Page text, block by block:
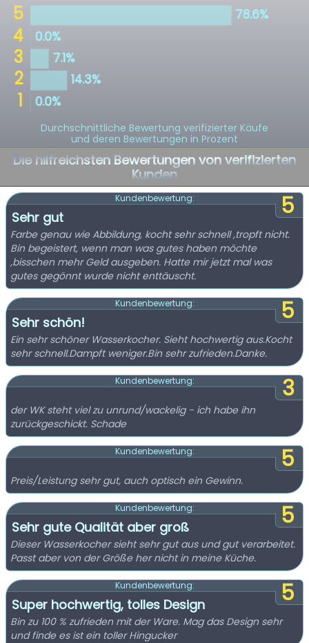
Durchschnittliche Bewertung verifizierter Käufe
und deren Bewertungen in Prozent
Die hilfreichsten Bewertungen von verifizierten
Kunden
5
Kundenbewertung:
Sehr gut
Farbe genau wie Abbildung, kocht sehr schnell ,tropft nicht.
Bin begeistert, wenn man was gutes haben möchte
,bisschen mehr Geld ausgeben. Hatte mir jetzt mal was
gutes gegönnt wurde nicht enttäuscht.
5
Kundenbewertung:
Sehr schön!
Ein sehr schöner Wasserkocher. Sieht hochwertig aus.Kocht
sehr schnell.Dampft weniger.Bin sehr zufrieden.Danke.
3
Kundenbewertung:
der WK steht viel zu unrund/wackelig - ich habe ihn
zurückgeschickt. Schade
5
Kundenbewertung:
Preis/Leistung sehr gut, auch optisch ein Gewinn.
5
Kundenbewertung:
Sehr gute Qualität aber groß
Dieser Wasserkocher sieht sehr gut aus und gut verarbeitet.
Passt aber von der Größe her nicht in meine Küche.
5
Kundenbewertung:
Super hochwertig, tolles Design
Bin zu 100 % zufrieden mit der Ware. Mag das Design sehr
und finde es ist ein toller Hingucker